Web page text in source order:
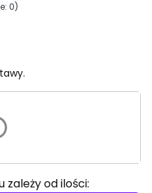
0)
różnić się ceną
zależy od ilości: